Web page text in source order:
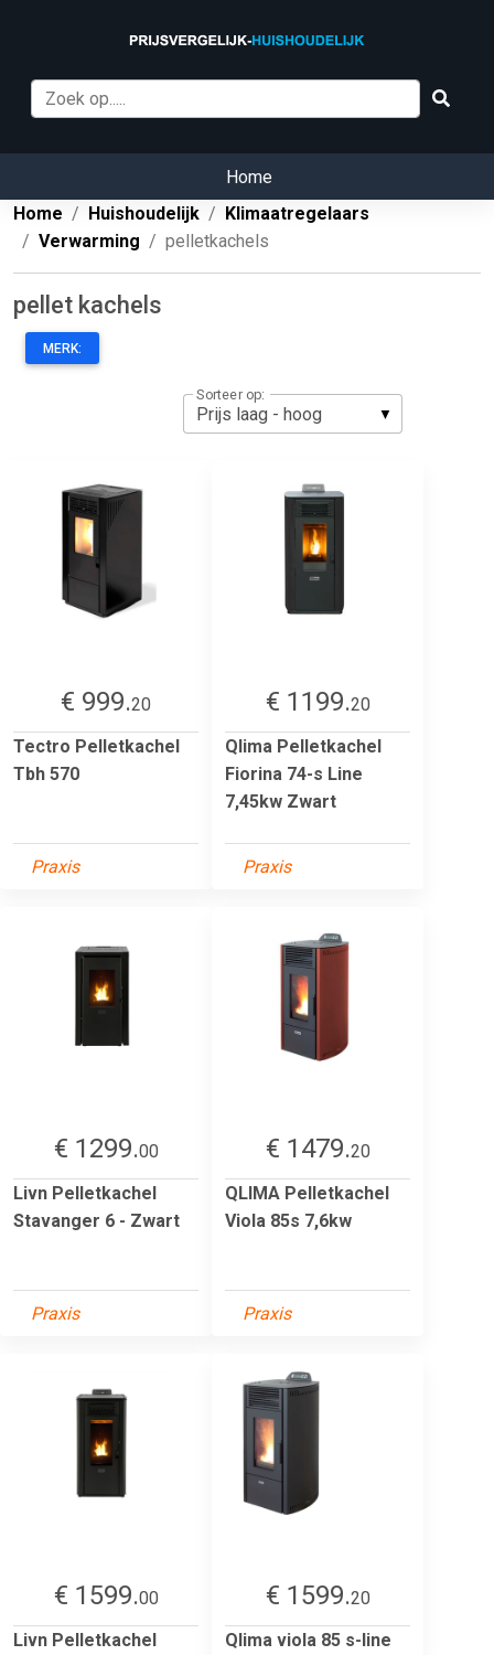
Home
Home
Huishoudelijk
Klimaatregelaars
Verwarming
pelletkachels
pellet kachels
MERK:
Sorteer op:
€ 999.20
Tectro Pelletkachel
Tbh 570
Praxis
€ 1199.20
Qlima Pelletkachel
Fiorina 74-s Line
7,45kw Zwart
Praxis
€ 1299.00
Livn Pelletkachel
Stavanger 6 - Zwart
Praxis
€ 1479.20
QLIMA Pelletkachel
Viola 85s 7,6kw
Praxis
€ 1599.00
Livn Pelletkachel
€ 1599.20
Qlima viola 85 s-line